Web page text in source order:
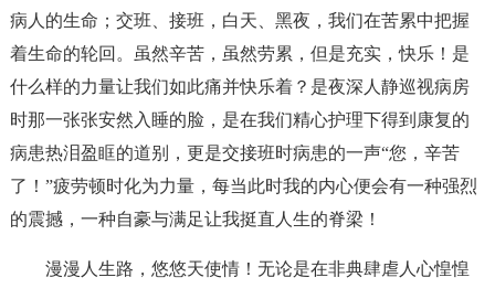
病人的生命；交班、接班，白天、黑夜，我们在苦累中把握
着生命的轮回。虽然辛苦，虽然劳累，但是充实，快乐！是
什么样的力量让我们如此痛并快乐着？是夜深人静巡视病房
时那一张张安然入睡的脸，是在我们精心护理下得到康复的
病患热泪盈眶的道别，更是交接班时病患的一声“您，辛苦
了！”疲劳顿时化为力量，每当此时我的内心便会有一种强烈
的震撼，一种自豪与满足让我挺直人生的脊梁！
漫漫人生路，悠悠天使情！无论是在非典肆虐人心惶惶